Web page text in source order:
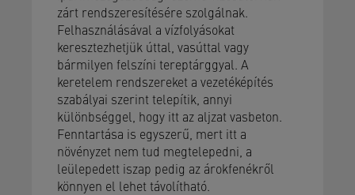
zárt rendszeresítésére szolgálnak.
Felhasználásával a vízfolyásokat
keresztezhetjük úttal, vasúttal vagy
bármilyen felszíni tereptárggyal. A
keretelem rendszereket a vezetéképítés
szabályai szerint telepítik, annyi
különbséggel, hogy itt az aljzat vasbeton.
Fenntartása is egyszerű, mert itt a
növényzet nem tud megtelepedni, a
leülepedett iszap pedig az árokfenékről
könnyen el lehet távolítható.